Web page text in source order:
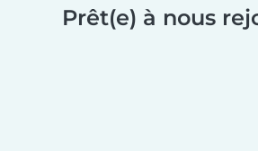
Prêt(e) à nous